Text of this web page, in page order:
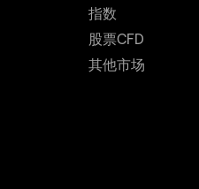
指数
股票CFD
其他市场